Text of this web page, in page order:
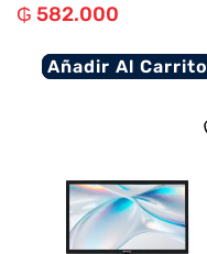
₲ 582.000
Añadir Al Carrito